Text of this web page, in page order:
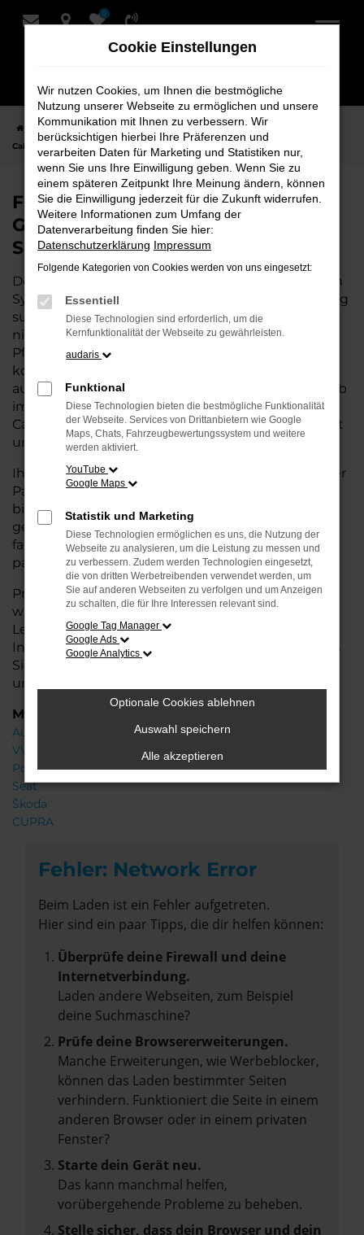
Zum
0
Startseite Syke VW VW T7 California
Finden Sie Ihren VW T7
California Gebrauchtwagen für Syke bei Schmidt + Koch
Finden Sie Ihren VW T7 California
Gebrauchtwagen für Syke bei
Schmidt + Koch
Der VW T7 California ist die perfekte Wahl für alle in
Syke, die ein zuverlässiges und modernes Fahrzeug
suchen. Mit seiner erstklassigen Ausstattung, der
niedrigen Laufleistung und der ausgezeichneten
Pflege ist dieser Gebrauchtwagen eine
kostengünstige Alternative zum Neuwagen, ohne
auf Komfort und Qualität verzichten zu müssen. Ob
im Stadtverkehr oder für längere Fahrten, der T7
California überzeugt durch Fahrkomfort, Sicherheit
und Wirtschaftlichkeit.
Ihr VW Autohaus in Syke ist Ihr vertrauenswürdiger
Partner, wenn es um Gebrauchtwagen geht. Wir
bieten Ihnen nicht nur eine große Auswahl an
geprüften Fahrzeugen, sondern auch eine
fachkundige Beratung, damit Sie das für Sie
passende Modell finden.
Profitieren Sie von unseren zusätzlichenServices
wie attraktiven Finanzierungsmöglichkeiten,
Leasingangeboten und der bequemen
Inzahlungnahme Ihres alten Fahrzeugs. Besuchen
Sie uns und überzeugen Sie sich von der Qualität
und dem Service, den wir Ihnen bieten!
Marken
Audi
VW
Porsche
Seat
Škoda
CUPRA
Fehler: Network Error
Beim Laden ist ein Fehler aufgetreten.
Hier sind ein paar Tipps, die dir helfen können:
Überprüfe deine Firewall und deine
Internetverbindung.
Laden andere Webseiten, zum Beispiel
deine Suchmaschine?
Prüfe deine Browsererweiterungen.
Manche Erweiterungen, wie Werbeblocker,
können das Laden bestimmter Seiten
verhindern. Funktioniert die Seite in einem
anderen Browser oder in einem privaten
Fenster?
Starte dein Gerät neu.
Das kann manchmal helfen,
vorübergehende Probleme zu beheben.
Stelle sicher, dass dein Browser und dein
Cookie Einstellungen
Wir nutzen Cookies, um Ihnen die bestmögliche
Nutzung unserer Webseite zu ermöglichen und unsere
Kommunikation mit Ihnen zu verbessern. Wir
berücksichtigen hierbei Ihre Präferenzen und
verarbeiten Daten für Marketing und Statistiken nur,
wenn Sie uns Ihre Einwilligung geben. Wenn Sie zu
einem späteren Zeitpunkt Ihre Meinung ändern, können
Sie die Einwilligung jederzeit für die Zukunft widerrufen.
Weitere Informationen zum Umfang der
Datenverarbeitung finden Sie hier:
Datenschutzerklärung Impressum
Folgende Kategorien von Cookies werden von uns eingesetzt:
Essentiell
Diese Technologien sind erforderlich, um die
Kernfunktionalität der Webseite zu gewährleisten.
audaris
Funktional
Diese Technologien bieten die bestmögliche Funktionalität
der Webseite. Services von Drittanbietern wie Google
Maps, Chats, Fahrzeugbewertungssystem und weitere
werden aktiviert.
YouTube
Google Maps
Statistik und Marketing
Diese Technologien ermöglichen es uns, die Nutzung der
Webseite zu analysieren, um die Leistung zu messen und
zu verbessern. Zudem werden Technologien eingesetzt,
die von dritten Werbetreibenden verwendet werden, um
Sie auf anderen Webseiten zu verfolgen und um Anzeigen
zu schalten, die für Ihre Interessen relevant sind.
Google Tag Manager
Google Ads
Google Analytics
Optionale Cookies ablehnen
Auswahl speichern
Alle akzeptieren